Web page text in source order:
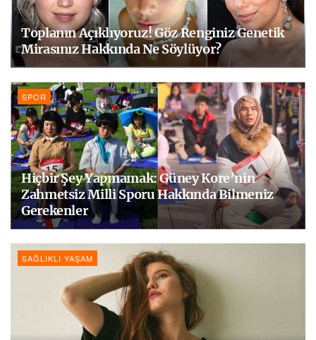
Toplanın Açıklıyoruz! Göz Renginiz Genetik
Mirasınız Hakkında Ne Söylüyor?
SPOR
Hiçbir Şey Yapmamak: Güney Kore’nin
Zahmetsiz Milli Sporu Hakkında Bilmeniz
Gerekenler
SAĞLIKLI YAŞAM